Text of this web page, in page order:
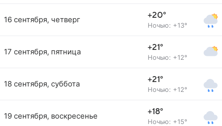
16 сентября, четверг +20°
Ночью: +13°
17 сентября, пятница +21°
Ночью: +12°
18 сентября, суббота +21°
Ночью: +12°
19 сентября, воскресенье +18°
Ночью: +15°